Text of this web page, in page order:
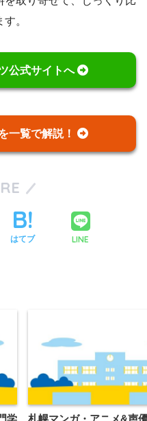
。
公式サイトへ
一覧で解説！
はてブ LINE
学 札幌マンガ・アニメ&声